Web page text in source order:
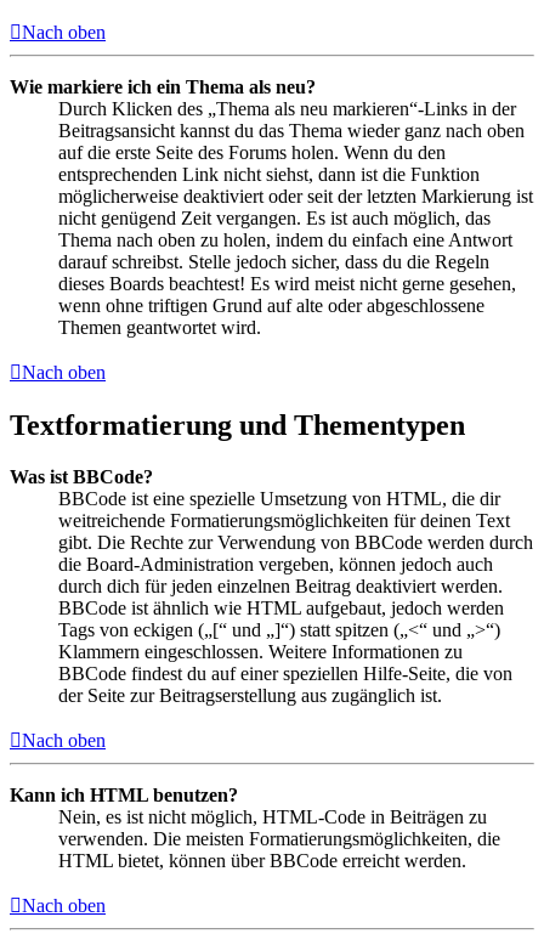
Nach oben
Wie markiere ich ein Thema als neu?
Durch Klicken des „Thema als neu markieren“-Links in der
Beitragsansicht kannst du das Thema wieder ganz nach oben
auf die erste Seite des Forums holen. Wenn du den
entsprechenden Link nicht siehst, dann ist die Funktion
möglicherweise deaktiviert oder seit der letzten Markierung ist
nicht genügend Zeit vergangen. Es ist auch möglich, das
Thema nach oben zu holen, indem du einfach eine Antwort
darauf schreibst. Stelle jedoch sicher, dass du die Regeln
dieses Boards beachtest! Es wird meist nicht gerne gesehen,
wenn ohne triftigen Grund auf alte oder abgeschlossene
Themen geantwortet wird.
Nach oben
Textformatierung und Thementypen
Was ist BBCode?
BBCode ist eine spezielle Umsetzung von HTML, die dir
weitreichende Formatierungsmöglichkeiten für deinen Text
gibt. Die Rechte zur Verwendung von BBCode werden durch
die Board-Administration vergeben, können jedoch auch
durch dich für jeden einzelnen Beitrag deaktiviert werden.
BBCode ist ähnlich wie HTML aufgebaut, jedoch werden
Tags von eckigen („[“ und „]“) statt spitzen („<“ und „>“)
Klammern eingeschlossen. Weitere Informationen zu
BBCode findest du auf einer speziellen Hilfe-Seite, die von
der Seite zur Beitragserstellung aus zugänglich ist.
Nach oben
Kann ich HTML benutzen?
Nein, es ist nicht möglich, HTML-Code in Beiträgen zu
verwenden. Die meisten Formatierungsmöglichkeiten, die
HTML bietet, können über BBCode erreicht werden.
Nach oben